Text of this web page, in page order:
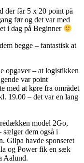
der får 5 x 20 point på
før og det var med
i dag på Beginner
begge – fantastisk at
opgaver – at logistikken
var point
med at køre fra området
19.00 – det var en lang
model 2Go,
sælger dem også i
Gilpa havde sponseret
og Power fik en sæk
Aalund.